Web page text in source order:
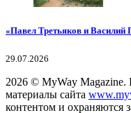
«Павел Третьяков и Василий
29.07.2026
2026 © MyWay Magazine.
материалы сайта
контентом и охраняются